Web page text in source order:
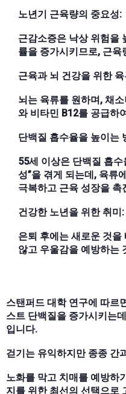
노년기 근육량의 중요성:
근감소증은 낙상 위험을
률을 증가시키므로, 근
근육과 뇌 건강을 위한
뇌는 육류를 원하며, 채
와 비타민 B12를 공급하
단백질 흡수율을 높이는
55세 이상은 단백질 흡
성”을 겪게 되는데, 육류
극복하고 근육 성장을 촉
건강한 노년을 위한 취미:
은퇴 후에는 새로운 것을
않고 우울감을 예방하는
스탠퍼드 대학 연구에 따르
스트 단백질을 증가시키는
입니다.
걷기는 유익하지만 종종 간
노화를 막고 치매를 예방하
지를 위한 최선의 선택으로